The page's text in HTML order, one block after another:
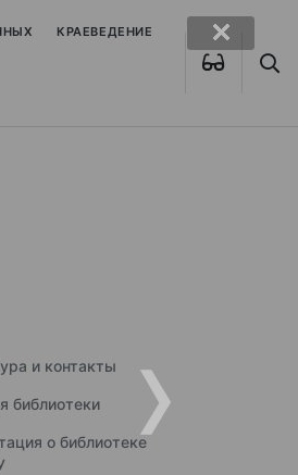
КРАЕВЕДЕНИЕ
и контакты
библиотеки
о библиотеке